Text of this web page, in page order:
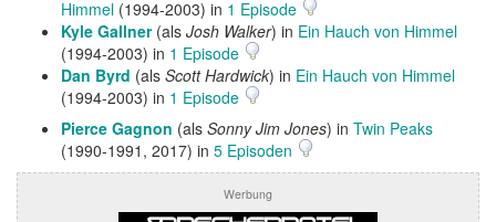
Himmel (1994-2003) in 1 Episode
Kyle Gallner(als Josh Walker) in Ein Hauch von Himmel
(1994-2003) in 1 Episode
Dan Byrd (als Scott Hardwick) in Ein Hauch von Himmel
(1994-2003) in 1 Episode
Pierce Gagnon (als Sonny Jim Jones) in Twin Peaks
(1990-1991, 2017) in 5 Episoden
Werbung